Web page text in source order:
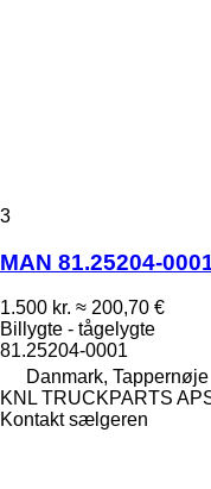
3
MAN 81.25204-
1.500 kr. ≈ 200,70 €
Billygte - tågelygte
81.25204-0001
Danmark, Tappernøje
KNL TRUCKPARTS
Kontakt sælgeren